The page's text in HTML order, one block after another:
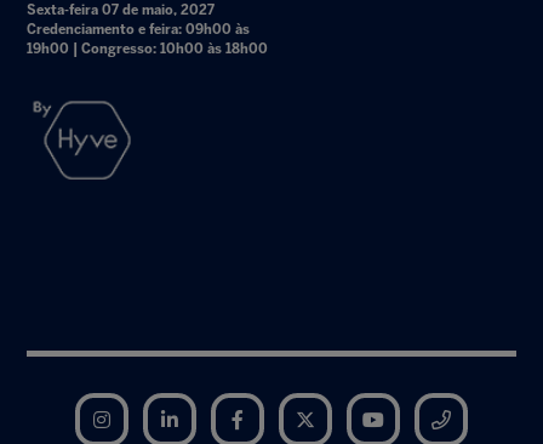
Sexta-feira 07 de maio, 2027
Credenciamento e feira: 09h00 às
19h00 | Congresso: 10h00 às 18h00
Instagram LinkedIn Facebook Twitter YouTube